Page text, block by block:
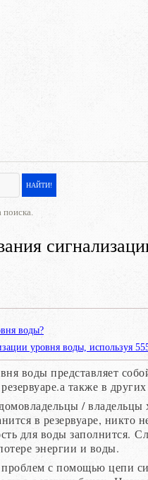
поиска.
воды?
уровня воды, используя
воды представляет
также в
/
в резервуаре,
для воды заполнится.
энергии и воды.
с помощью цепи